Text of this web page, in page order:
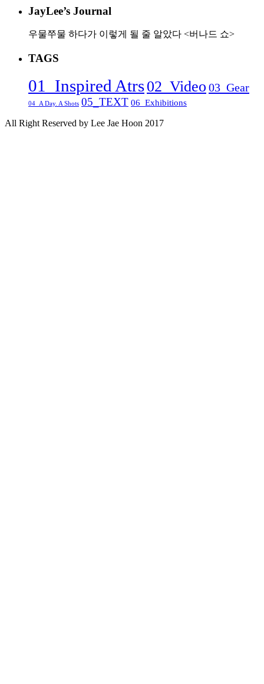
JayLee’s Journal
우물쭈물 하다가 이렇게 될 줄 알았다 <버나드 쇼>
TAGS
01_Inspired Atrs02_Video 03_Gear
04_A Day. A Shots 05_TEXT 06_Exhibitions
All Right Reserved by Lee Jae Hoon 2017